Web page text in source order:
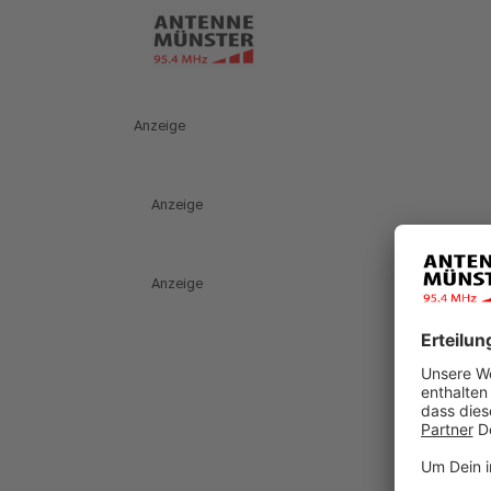
Anzeige
Anzeige
Anzeige